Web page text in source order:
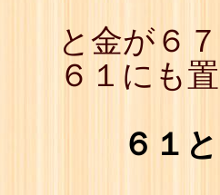
と金が６
６１にも
６１